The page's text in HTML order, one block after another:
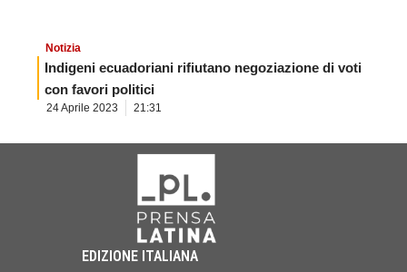
Notizia
Indigeni ecuadoriani rifiutano negoziazione di voti
con favori politici
24 Aprile 2023 21:31
EDIZIONE ITALIANA